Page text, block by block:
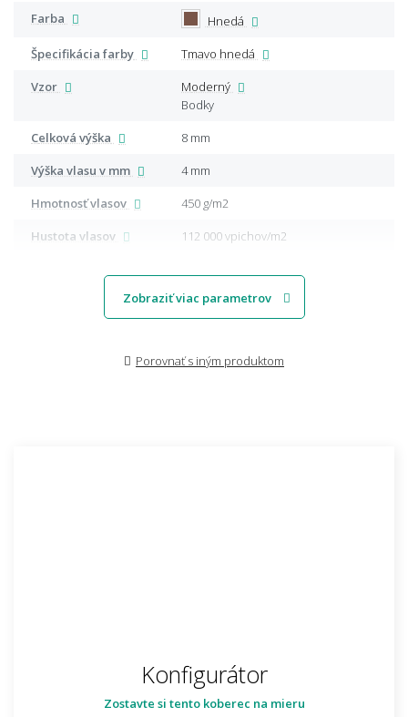
Farba
Hnedá
Špecifikácia farby
Tmavo hnedá
Vzor
Moderný
Bodky
Celková výška
8 mm
Výška vlasu v mm
4 mm
Hmotnosť vlasov
450 g/m2
Hustota vlasov
112 000 vpichov/m2
Zobraziť viac parametrov
Porovnať s iným produktom
Konfigurátor
Zostavte si tento koberec na mieru